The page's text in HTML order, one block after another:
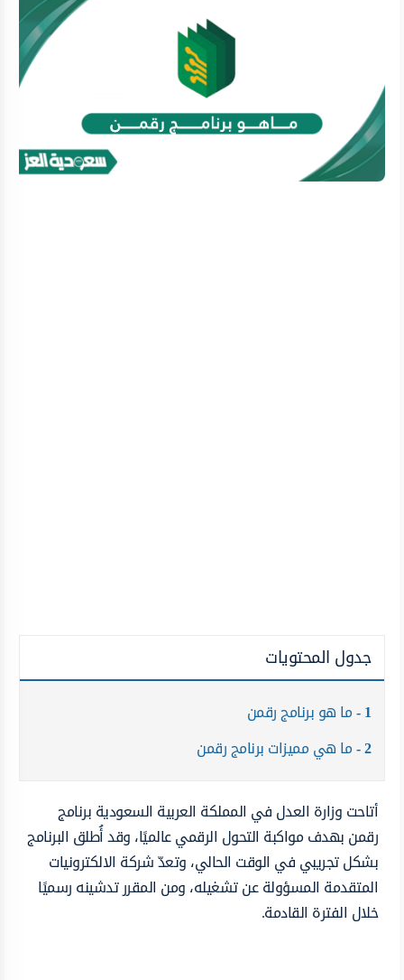
جدول المحتويات
1 ما هو برنامج رقمن
2 ما هي مميزات برنامج رقمن
أتاحت وزارة العدل في المملكة العربية السعودية برنامج
رقمن بهدف مواكبة التحول الرقمي عالميًا، وقد أُطلق البرنامج
بشكل تجريبي في الوقت الحالي، وتعدّ شركة الالكترونيات
المتقدمة المسؤولة عن تشغيله، ومن المقرر تدشينه رسميًا
خلال الفترة القادمة.